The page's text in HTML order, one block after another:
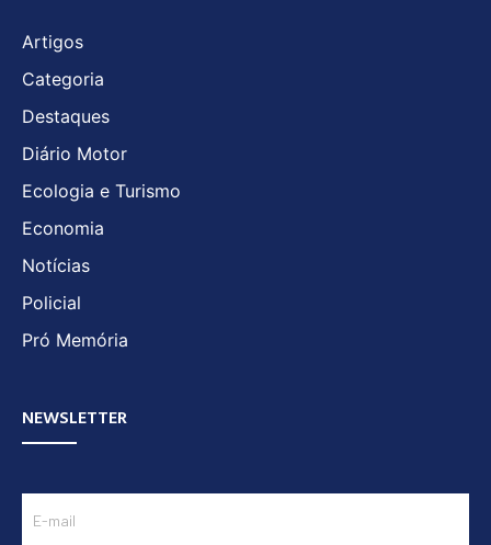
Artigos
Categoria
Destaques
Diário Motor
Ecologia e Turismo
Economia
Notícias
Policial
Pró Memória
NEWSLETTER